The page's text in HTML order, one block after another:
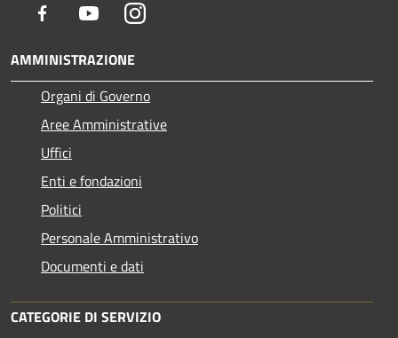
Facebook YoutubeInstagram
AMMINISTRAZIONE
Organi di Governo
Aree Amministrative
Uffici
Enti e fondazioni
Politici
Personale Amministrativo
Documenti e dati
CATEGORIE DI SERVIZIO